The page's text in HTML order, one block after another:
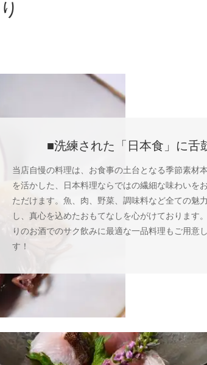
■洗練された「日本食」に舌
当店自慢の料理は、お食事の土台となる季節素材
を活かした、日本料理ならではの繊細な味わいを
ただけます。魚、肉、野菜、調味料など全ての魅
し、真心を込めたおもてなしを心がけております
りのお酒でのサク飲みに最適な一品料理もご用意
す！